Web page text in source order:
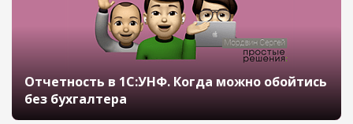
Отчетность в 1С:УНФ. Когда можно обойтись
без бухгалтера